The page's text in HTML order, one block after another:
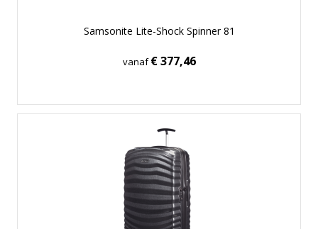
Samsonite Lite-Shock Spinner 81
vanaf€ 377,46